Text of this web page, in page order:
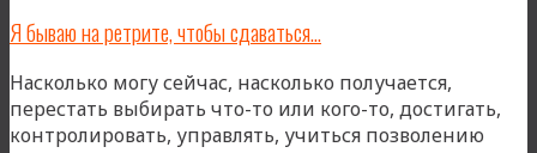
пути
тантре
и
сердце
Я бываю на ретрите, чтобы сдаваться…
Насколько могу сейчас, насколько получается,
перестать выбирать что-то или кого-то, достигать,
контролировать, управлять, учиться позволению